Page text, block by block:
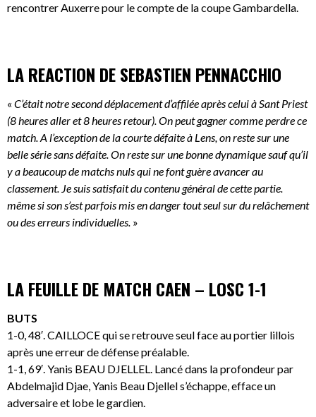
rencontrer Auxerre pour le compte de la coupe Gambardella.
LA REACTION DE SEBASTIEN PENNACCHIO
« C’était notre second déplacement d’affilée après celui à Sant Priest
(8 heures aller et 8 heures retour). On peut gagner comme perdre ce
match. A l’exception de la courte défaite à Lens, on reste sur une
belle série sans défaite. On reste sur une bonne dynamique sauf qu’il
y a beaucoup de matchs nuls qui ne font guère avancer au
classement. Je suis satisfait du contenu général de cette partie.
même si son s’est parfois mis en danger tout seul sur du relâchement
ou des erreurs individuelles. »
LA FEUILLE DE MATCH CAEN – LOSC 1-1
BUTS
1-0, 48′. CAILLOCE qui se retrouve seul face au portier lillois
après une erreur de défense préalable.
1-1, 69′. Yanis BEAU DJELLEL. Lancé dans la profondeur par
Abdelmajid Djae, Yanis Beau Djellel s’échappe, efface un
adversaire et lobe le gardien.